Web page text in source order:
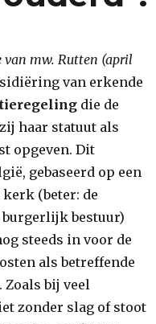
mw. Rutten (april
van erkende
die de
haar statuut als
opgeven. Dit
gebaseerd op een
(beter: de
bestuur)
steeds in voor de
als betreffende
Zoals bij veel
zonder slag of stoot